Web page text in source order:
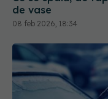
de vase
08 feb 2026, 18:34